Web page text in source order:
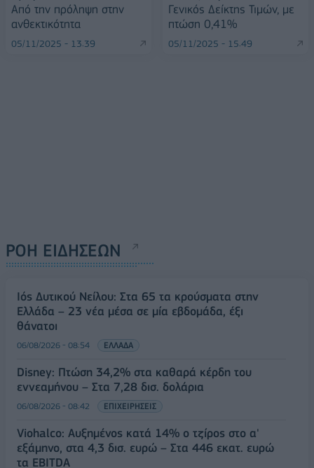
Από την πρόληψη στην
ανθεκτικότητα
05/11/2025 - 13:39
Γενικός Δείκτης Τιμών, με
πτώση 0,41%
05/11/2025 - 15:49
ΡΟΗ ΕΙΔΗΣΕΩΝ
Ιός Δυτικού Νείλου: Στα 65 τα κρούσματα στην
Ελλάδα – 23 νέα μέσα σε μία εβδομάδα, έξι
θάνατοι
06/08/2026 - 08:54 ΕΛΛΑΔΑ
Disney: Πτώση 34,2% στα καθαρά κέρδη του
εννεαμήνου – Στα 7,28 δισ. δολάρια
06/08/2026 - 08:42 ΕΠΙΧΕΙΡΗΣΕΙΣ
Viohalco: Αυξημένος κατά 14% ο τζίρος στο α'
εξάμηνο, στα 4,3 δισ. ευρώ – Στα 446 εκατ. ευρώ
τα EBITDA